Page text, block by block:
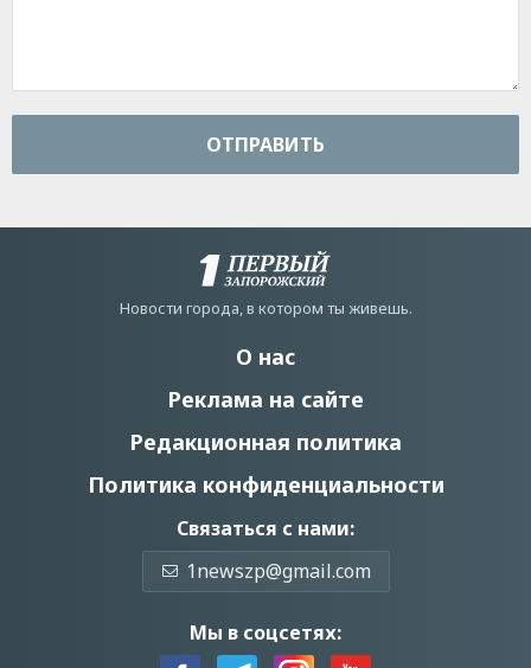
ОТПРАВИТЬ
Новости города, в котором ты живешь.
О нас
Реклама на сайте
Редакционная политика
Политика конфиденциальности
Связаться с нами:
1newszp@gmail.com
Мы в соцсетях: